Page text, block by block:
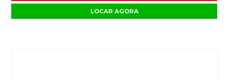
LOCAR AGORA